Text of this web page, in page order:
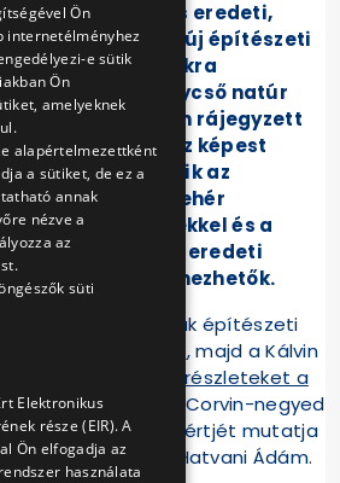
alatt. Az állomás eredeti,
inspirálta az új építészeti
oszlopcsarnokra
öntöttvas köpenycső natúr
a ’70-es években rájegyzett
egymáshoz képest
segítik az
a fehér
betételemekkel és a
az eredeti
képeként értelmezhetők.
állomásainak építészeti
, majd a Kálvin
árult el részleteket a
videónkban a Corvin-negyed
mikéntjét és miértjét mutatja
Attila és Hatvani Ádám.
Ön
internetélményhez
e sütik
Ön
amelyeknek
alapértelmezettként
a sütiket, de ez a
annak
nézve a
az
süti
Elektronikus
része (EIR). A
Ön elfogadja az
használata